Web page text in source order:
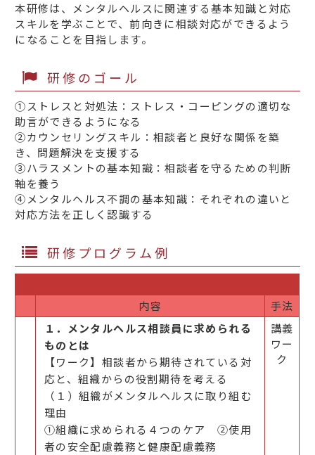
本研修は、メンタルヘルスに関連する基本知識と対応
スキルを学ぶことで、前向きに相談対応ができるよう
になることを目指します。
研修のゴール
①ストレスと対処法：ストレス・コーピングの適切な
助言ができるようになる
②カウンセリングスキル：相談者と良好な関係を築
き、問題解決を支援する
③ハラスメントの基本知識：相談者を守るための判断
軸を養う
④メンタルヘルス不調の基本知識：それぞれの違いと
対応方法を正しく認識する
研修プログラム例
内容 手法
１．メンタルヘルス相談員に求められる
ものとは
【ワーク】相談者から期待されている対
応と、組織からの役割期待を考える
（１）組織がメンタルヘルスに取り組む
理由
①組織に求められる４つのケア ②使用
者の安全配慮義務と健康配慮義務
講義
ワー
ク